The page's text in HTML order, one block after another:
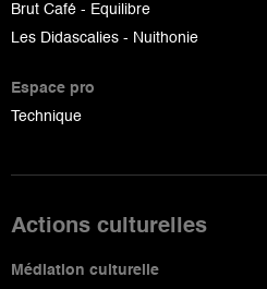
Brut Café - Equilibre
Les Didascalies - Nuithonie
Espace pro
Technique
Actions culturelles
Médiation culturelle